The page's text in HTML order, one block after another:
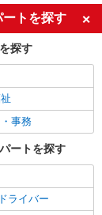
違反表彰金 〇サ
始勤務手当
見る
護護業務全般
ます！ 派遣時
見る
活躍中
トを探す
探す
事務
ートを探す
ライバー